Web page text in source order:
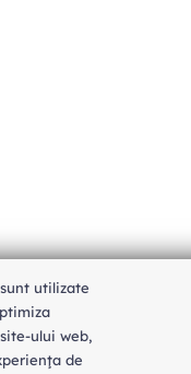
unexpected error has
utilizate
ului web,
de